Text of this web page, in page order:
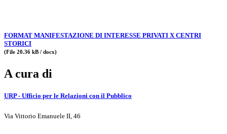
FORMAT MANIFESTAZIONE DI INTERESSE PRIVATI X CENTRI
STORICI
(File 20.36 kB / docx)
A cura di
URP - Ufficio per le Relazioni con il Pubblico
Via Vittorio Emanuele II, 46